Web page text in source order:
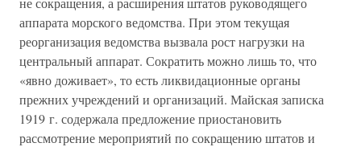
аппарата морского ведомства. При этом текущая
реорганизация ведомства вызвала рост нагрузки на
центральный аппарат. Сократить можно лишь то, что
«явно доживает», то есть ликвидационные органы
прежних учреждений и организаций. Майская записка
1919 г. содержала предложение приостановить
рассмотрение мероприятий по сокращению штатов и